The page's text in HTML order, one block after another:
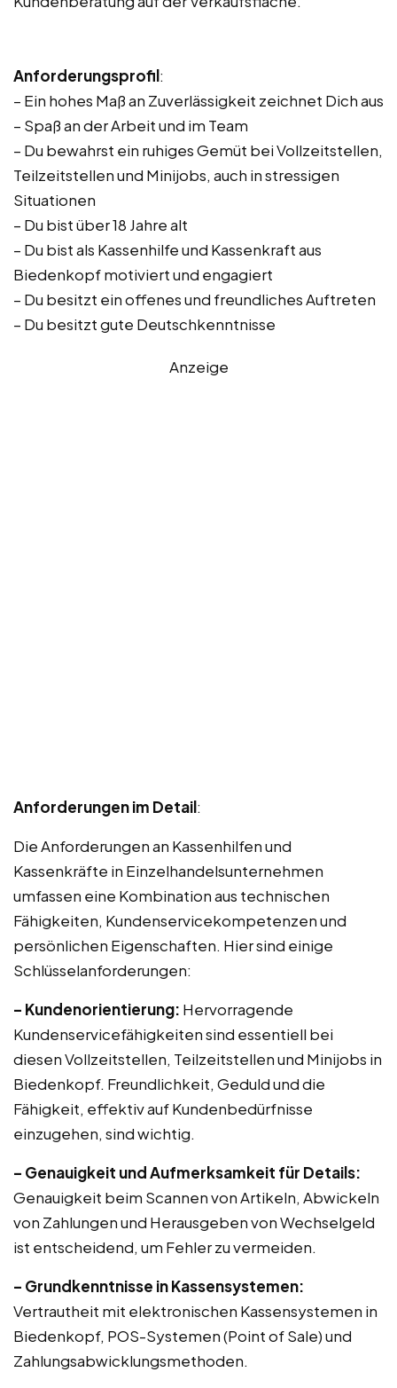
Anforderungsprofil:
– Ein hohes Maß an Zuverlässigkeit zeichnet Dich aus
– Spaß an der Arbeit und im Team
– Du bewahrst ein ruhiges Gemüt bei Vollzeitstellen,
Teilzeitstellen und Minijobs, auch in stressigen
Situationen
– Du bist über 18 Jahre alt
– Du bist als Kassenhilfe und Kassenkraft aus
Biedenkopf motiviert und engagiert
– Du besitzt ein offenes und freundliches Auftreten
– Du besitzt gute Deutschkenntnisse
Anzeige
Anforderungen im Detail:
Die Anforderungen an Kassenhilfen und
Kassenkräfte in Einzelhandelsunternehmen
umfassen eine Kombination aus technischen
Fähigkeiten, Kundenservicekompetenzen und
persönlichen Eigenschaften. Hier sind einige
Schlüsselanforderungen:
– Kundenorientierung: Hervorragende
Kundenservicefähigkeiten sind essentiell bei
diesen Vollzeitstellen, Teilzeitstellen und Minijobs in
Biedenkopf. Freundlichkeit, Geduld und die
Fähigkeit, effektiv auf Kundenbedürfnisse
einzugehen, sind wichtig.
– Genauigkeit und Aufmerksamkeit für Details:
Genauigkeit beim Scannen von Artikeln, Abwickeln
von Zahlungen und Herausgeben von Wechselgeld
ist entscheidend, um Fehler zu vermeiden.
– Grundkenntnisse in Kassensystemen:
Vertrautheit mit elektronischen Kassensystemen in
Biedenkopf, POS-Systemen (Point of Sale) und
Zahlungsabwicklungsmethoden.